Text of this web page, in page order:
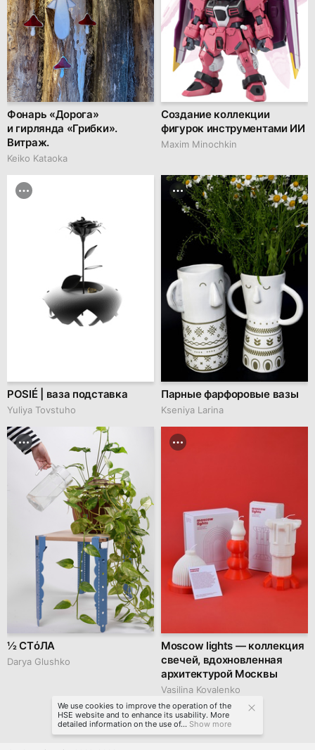
Фонарь «Дорога»
и гирлянда «Грибки».
Витраж.
Keiko Kataoka
Создание коллекции
фигурок инструментами ИИ
Maxim Minochkin
POSIÉ | ваза подставка
Yuliya Tovstuho
Парные фарфоровые вазы
Kseniya Larina
½ СТόЛА
Darya Glushko
Moscow lights — коллекция
свечей, вдохновленная
архитектурой Москвы
Vasilina Kovalenko
We use cookies to improve the operation of the
HSE website and to enhance its usability. More
detailed information on the use of... Show more